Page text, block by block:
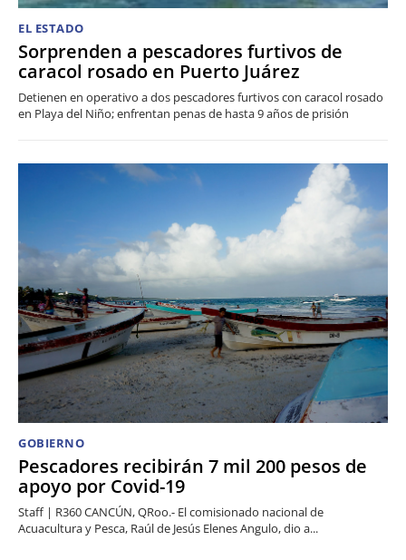
EL ESTADO
Sorprenden a pescadores furtivos de
caracol rosado en Puerto Juárez
Detienen en operativo a dos pescadores furtivos con caracol rosado
en Playa del Niño; enfrentan penas de hasta 9 años de prisión
GOBIERNO
Pescadores recibirán 7 mil 200 pesos de
apoyo por Covid-19
Staff | R360 CANCÚN, QRoo.- El comisionado nacional de
Acuacultura y Pesca, Raúl de Jesús Elenes Angulo, dio a...